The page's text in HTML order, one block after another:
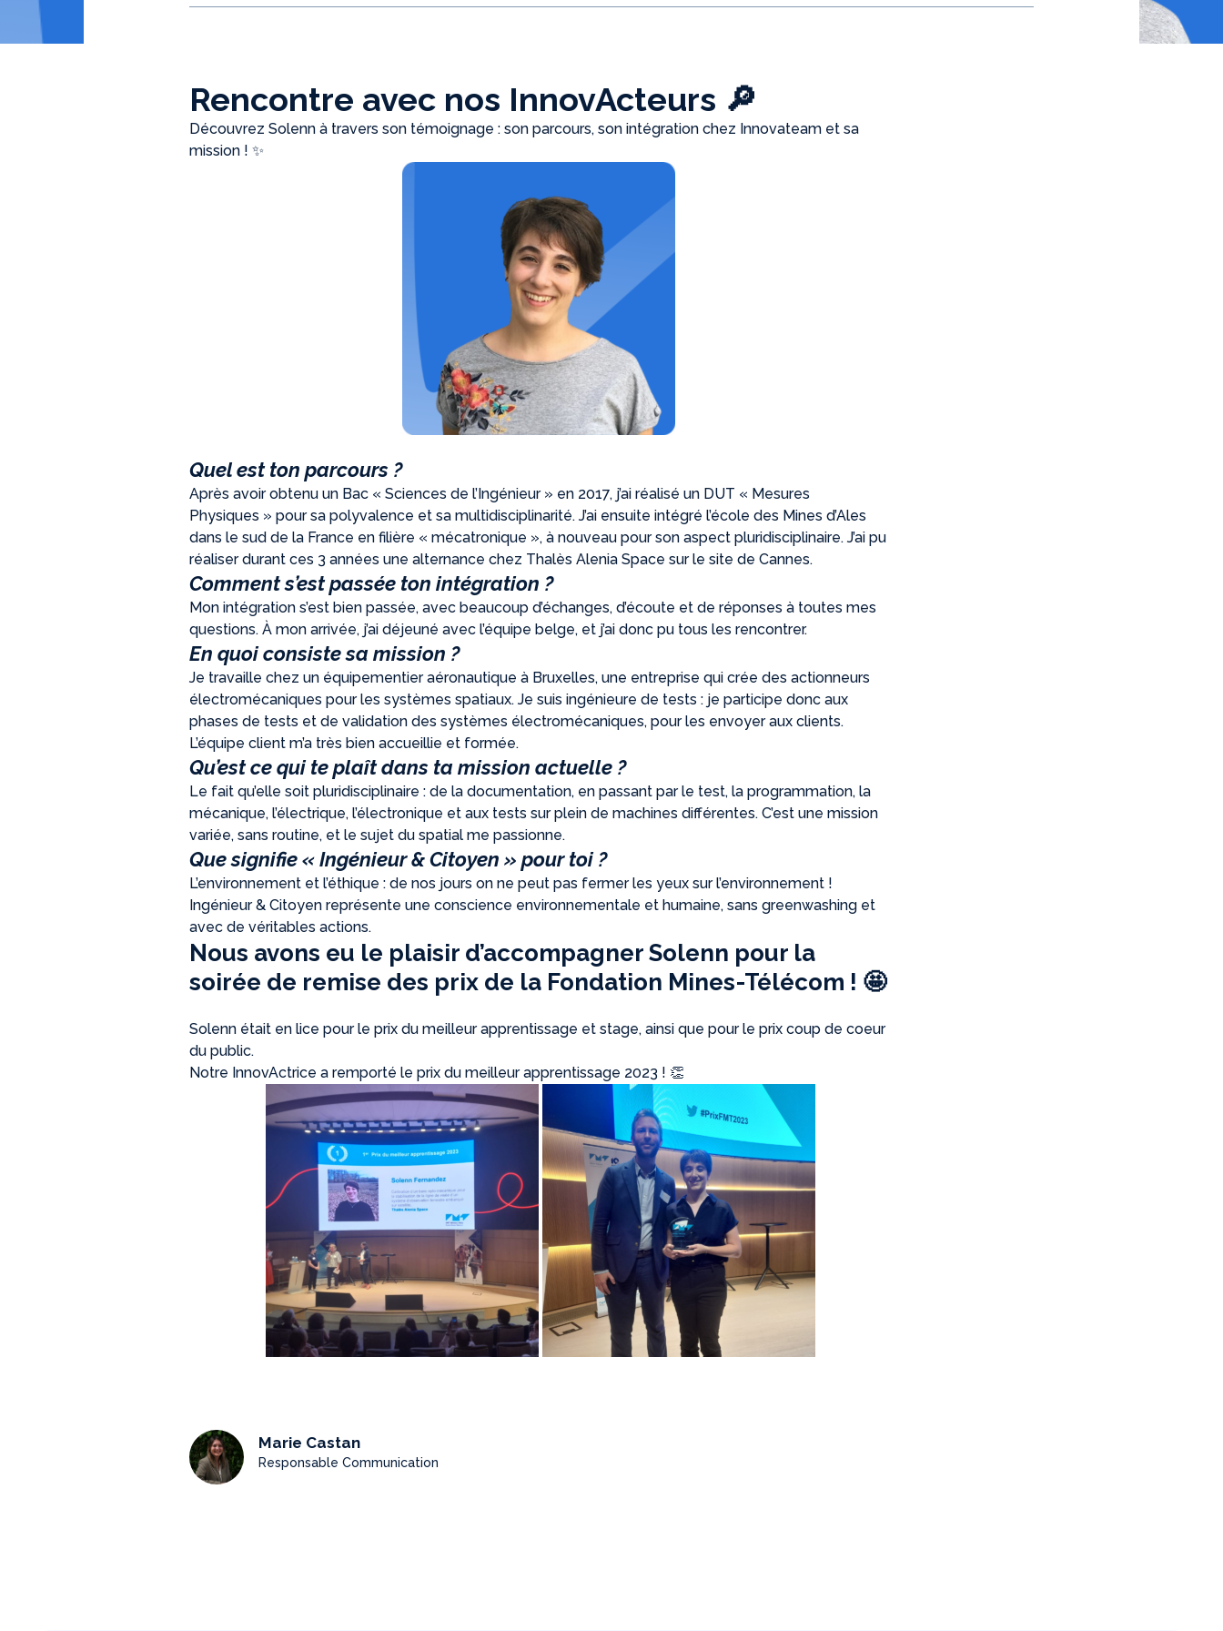
Rencontre avec nos InnovActeurs 🔎
Découvrez Solenn à travers son témoignage : son parcours, son intégration chez Innovateam et sa
mission ! ✨
Quel est ton parcours ?
Après avoir obtenu un Bac « Sciences de l’Ingénieur » en 2017, j’ai réalisé un DUT « Mesures
Physiques » pour sa polyvalence et sa multidisciplinarité. J’ai ensuite intégré l’école des Mines d’Ales
dans le sud de la France en filière « mécatronique », à nouveau pour son aspect pluridisciplinaire. J’ai pu
réaliser durant ces 3 années une alternance chez Thalès Alenia Space surle site de Cannes.
Comment s’est passée ton intégration ?
Mon intégration s’est bien passée, avec beaucoup d’échanges, d’écoute et de réponses à toutes mes
questions. À mon arrivée, j’ai déjeuné avec l’équipe belge, et j’ai donc pu tous les rencontrer.
En quoi consiste sa mission ?
Je travaille chez un équipementier aéronautique à Bruxelles, une entreprise qui crée des actionneurs
électromécaniques pour les systèmes spatiaux. Je suis ingénieure de tests : je participe donc aux
phases de tests et de validation des systèmes électromécaniques, pour les envoyer aux clients.
L’équipe client m’a très bien accueillie et formée.
Qu’est ce qui te plaît dans ta mission actuelle ?
Le fait qu’elle soit pluridisciplinaire : de la documentation, en passant par le test, la programmation, la
mécanique, l’électrique, l’électronique et aux tests sur plein de machines différentes. C’est une mission
variée, sans routine, et le sujet du spatial me passionne.
Que signifie « Ingénieur & Citoyen » pour toi ?
L’environnement et l’éthique : de nos jours on ne peut pas fermer les yeux sur l’environnement !
Ingénieur & Citoyen représente une conscience environnementale et humaine, sans greenwashing et
avec de véritables actions.
Nous avons eu le plaisir d’accompagner Solenn pour la
soirée de remise des prix de la Fondation Mines-Télécom ! 🤩
Solenn était en lice pour le prix du meilleur apprentissage et stage, ainsi que pour le prix coup de coeur
du public.
Notre InnovActrice a remporté le prix du meilleur apprentissage 2023 ! 👏
Marie Castan
Responsable Communication